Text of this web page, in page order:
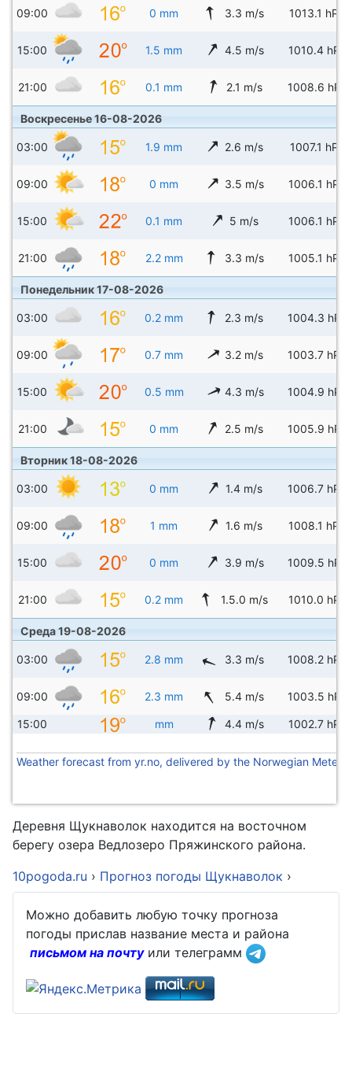
09:00 0 mm 3.3 m/s 1013.1 hPa
15:00 1.5 mm 4.5 m/s 1010.4 hPa
21:00 0.1 mm 2.1 m/s 1008.6 hPa
Воскресенье 16-08-2026
03:00 1.9 mm 2.6 m/s 1007.1 hPa
09:00 0 mm 3.5 m/s 1006.1 hPa
15:00 0.1 mm 5 m/s 1006.1 hPa
21:00 2.2 mm 3.3 m/s 1005.1 hPa
Понедельник 17-08-2026
03:00 0.2 mm 2.3 m/s 1004.3 hPa
09:00 0.7 mm 3.2 m/s 1003.7 hPa
15:00 0.5 mm 4.3 m/s 1004.9 hPa
21:00 0 mm 2.5 m/s 1005.9 hPa
Вторник 18-08-2026
03:00 0 mm 1.4 m/s 1006.7 hPa
09:00 1 mm 1.6 m/s 1008.1 hPa
15:00 0 mm 3.9 m/s 1009.5 hPa
21:00 0.2 mm 1.5.0 m/s 1010.0 hPa
Среда 19-08-2026
03:00 2.8 mm 3.3 m/s 1008.2 hPa
09:00 2.3 mm 5.4 m/s 1003.5 hPa
15:00 mm 4.4 m/s 1002.7 hPa
Weather forecast from yr.no, delivered by the Norwegian
Деревня Щукнаволок находится на восточном
берегу озера Ведлозеро Пряжинского района.
10pogoda.ru › Прогноз погоды Щукнаволок ›
Можно добавить любую точку прогноза
погоды прислав название места и района
письмом на почтуили телеграмм